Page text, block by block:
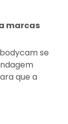
marcas
se
que a